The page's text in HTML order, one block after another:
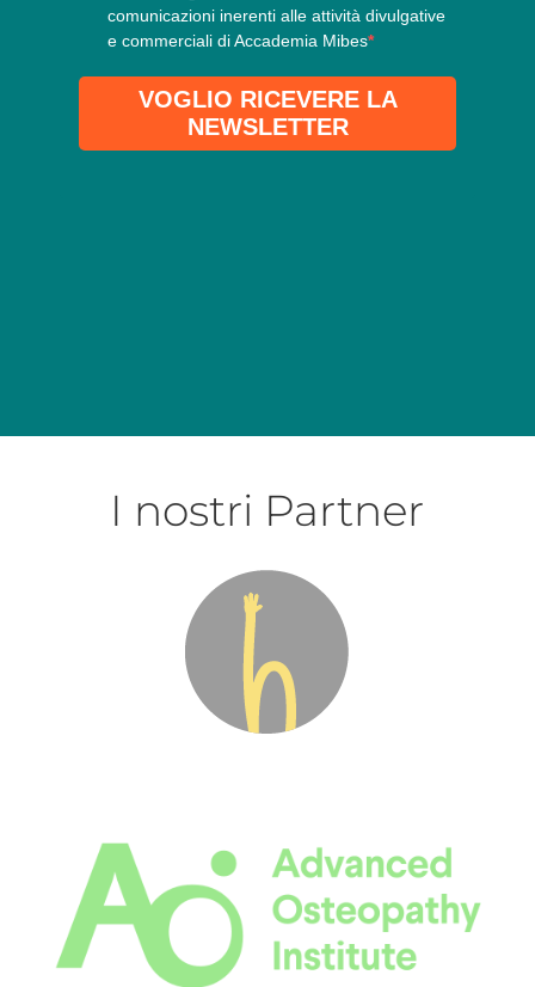
I nostri Partner